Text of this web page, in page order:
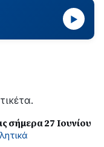
▶
σήμερα 27 Ιουνίου